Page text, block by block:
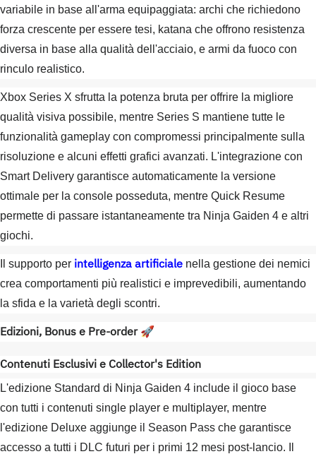
variabile in base all'arma equipaggiata: archi che richiedono
forza crescente per essere tesi, katana che offrono resistenza
diversa in base alla qualità dell'acciaio, e armi da fuoco con
rinculo realistico.
Xbox Series X sfrutta la potenza bruta per offrire la migliore
qualità visiva possibile, mentre Series S mantiene tutte le
funzionalità gameplay con compromessi principalmente sulla
risoluzione e alcuni effetti grafici avanzati. L'integrazione con
Smart Delivery garantisce automaticamente la versione
ottimale per la console posseduta, mentre Quick Resume
permette di passare istantaneamente tra Ninja Gaiden 4 e altri
giochi.
Il supporto per intelligenza artificiale nella gestione dei nemici
crea comportamenti più realistici e imprevedibili, aumentando
la sfida e la varietà degli scontri.
Edizioni, Bonus e Pre-order🚀
Contenuti Esclusivi e Collector's Edition
L'edizione Standard di Ninja Gaiden 4 include il gioco base
con tutti i contenuti single player e multiplayer, mentre
l'edizione Deluxe aggiunge il Season Pass che garantisce
accesso a tutti i DLC futuri per i primi 12 mesi post-lancio. Il